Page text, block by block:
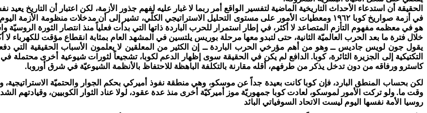
الحقيقة أن استدعاء الأحداث التاريخية الماضية لتفسير الواقع أمر ربما لا غبار عليه لفهم جذور الأزمة، لكن اعتبار أن التاريخ
هو في معظمه مفهوم التأزم المتصاعد لا أكثر، في إطار استمرار للحرب الباردة ذاتها التي بدأت فعلياً منذ انتصار الثورة الروسيّة
خلال فترة ما بعد الحرب العالميّة الثانية، حتى لتبدو معها مرحلة بوريس يلتسين في المشهد العام بمثابة انقطاع مؤقت للكهرباء لا
يقول جون لويس جاديس ــ وهو من أهم مؤرخي الحرب الباردة ــ إن الكثير من المعلقين لا يعلمون الأسباب الحقيقية التي
التكتيكية إلى الجزيرة الثائرة، كوبا. الدافع لم يكن في الحقيقة سوى إظهار الدعم لكوبا، تشجيعاً لثورات شيوعية أخرى محتملة في
كاسترو ورفاقه من دون تدخل يذكر من طرفهم، أقله مقارنة بالتكلفة الباهظة للاحتفاظ بالأنظمة الشيوعيّة في شرق أوروبا.
لكن بحساب المنطق البارد، فإن كوبا كانت بعيدة جداً عن موسكو، وهي منطقة نفوذ أميركي بحكم الجوار والحتميّة الاستراتيجية،
وقت ما. ولو تركت الأمور لموسكو، لعادت كوبا جمهوريّة موز أميركيّة أخرى منذ عدة عقود، لولا عناد الثوار الكوبيين، وقيادتهم
روسيا الأمة نفسها اليوم ليست الاتحاد السوفياتي البائد